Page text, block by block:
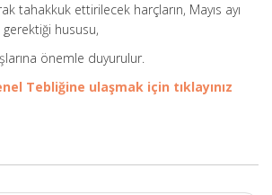
tahakkuk ettirilecek harçların, Mayıs ayı
hususu,
önemle duyurulur.
Tebliğine ulaşmak için tıklayınız